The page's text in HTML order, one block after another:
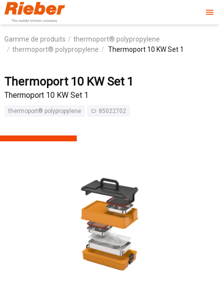
menu
Gamme de produits
thermoport® polypropylene
thermoport® polypropylene
Thermoport 10 KW Set 1
Thermoport 10 KW Set 1
Thermoport 10 KW Set 1
thermoport® polypropylene label_outline 85022702